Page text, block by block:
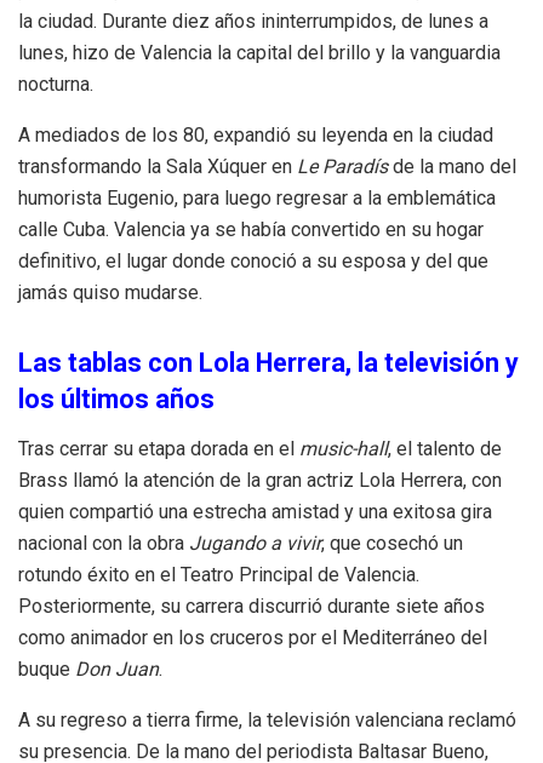
la ciudad. Durante diez años ininterrumpidos, de lunes a
lunes, hizo de Valencia la capital del brillo y la vanguardia
nocturna.
A mediados de los 80, expandió su leyenda en la ciudad
transformando la Sala Xúquer en Le Paradísde la mano del
humorista Eugenio, para luego regresar a la emblemática
calle Cuba. Valencia ya se había convertido en su hogar
definitivo, el lugar donde conoció a su esposa y del que
jamás quiso mudarse.
Las tablas con Lola Herrera, la televisión y
los últimos años
Tras cerrar su etapa dorada en el music-hall, el talento de
Brass llamó la atención de la gran actriz Lola Herrera, con
quien compartió una estrecha amistad y una exitosa gira
nacional con la obra Jugando a vivir, que cosechó un
rotundo éxito en el Teatro Principal de Valencia.
Posteriormente, su carrera discurrió durante siete años
como animador en los cruceros por el Mediterráneo del
buque Don Juan.
A su regreso a tierra firme, la televisión valenciana reclamó
su presencia. De la mano del periodista Baltasar Bueno,